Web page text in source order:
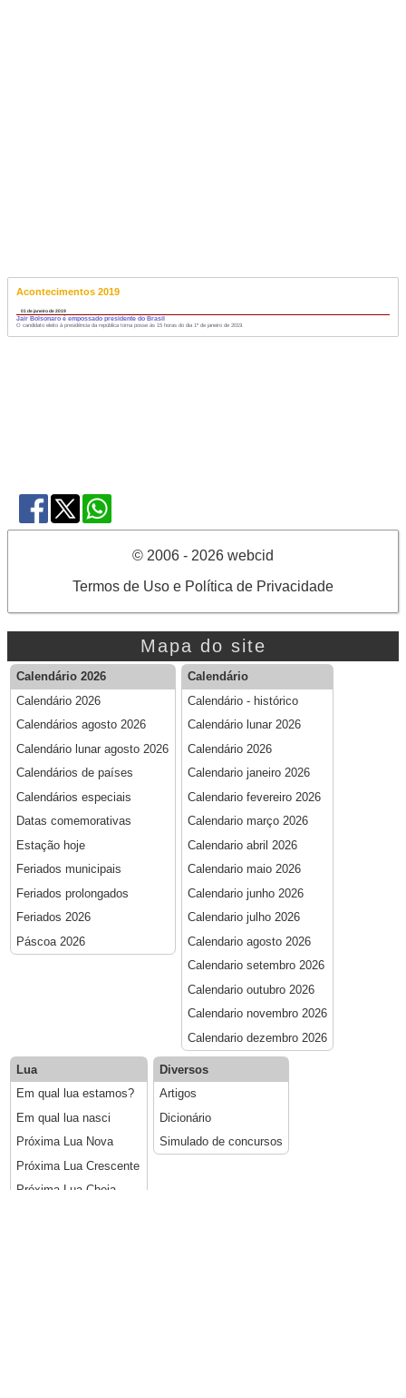
Acontecimentos 2019
01 de janeiro de 2019
Jair Bolsonaro é empossado presidente do Brasil
O candidato eleito à presidência da república toma posse às 15 horas do dia 1º de janeiro de 2019.
© 2006 - 2026 webcid
Termos de Uso e Política de Privacidade
Mapa do site
Calendário 2026
Calendário 2026
Calendários agosto 2026
Calendário lunar agosto 2026
Calendários de países
Calendários especiais
Datas comemorativas
Estação hoje
Feriados municipais
Feriados prolongados
Feriados 2026
Páscoa 2026
Calendário
Calendário - histórico
Calendário lunar 2026
Calendário 2026
Calendario janeiro 2026
Calendario fevereiro 2026
Calendario março 2026
Calendario abril 2026
Calendario maio 2026
Calendario junho 2026
Calendario julho 2026
Calendario agosto 2026
Calendario setembro 2026
Calendario outubro 2026
Calendario novembro 2026
Calendario dezembro 2026
Lua
Em qual lua estamos?
Em qual lua nasci
Próxima Lua Nova
Próxima Lua Crescente
Próxima Lua Cheia
Diversos
Artigos
Dicionário
Simulado de concursos